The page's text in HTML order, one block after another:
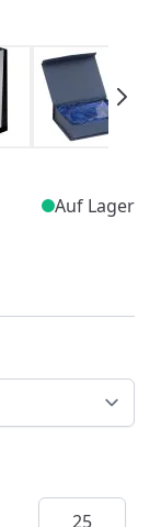
Auf Lager
Menge